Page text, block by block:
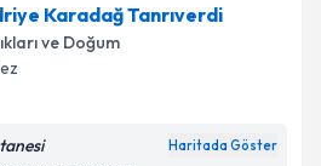
için randevu takvimi talebi
randevu almanız için bir
e-posta ile bilgilendireceğiz.
Karadağ Tanrıverdi
ve Doğum
Haritada Göster